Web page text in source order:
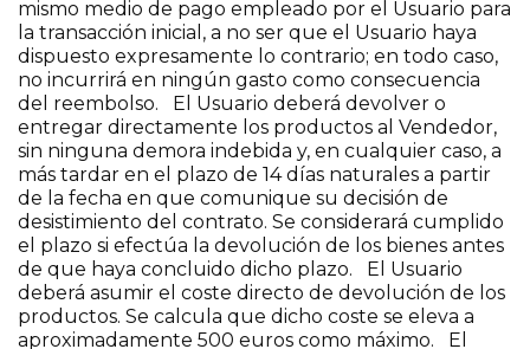
mismo medio de pago empleado por el Usuario para
la transacción inicial, a no ser que el Usuario haya
dispuesto expresamente lo contrario; en todo caso,
no incurrirá en ningún gasto como consecuencia
del reembolso. El Usuario deberá devolver o
entregar directamente los productos al Vendedor,
sin ninguna demora indebida y, en cualquier caso, a
más tardar en el plazo de 14 días naturales a partir
de la fecha en que comunique su decisión de
desistimiento del contrato. Se considerará cumplido
el plazo si efectúa la devolución de los bienes antes
de que haya concluido dicho plazo. El Usuario
deberá asumir el coste directo de devolución de los
productos. Se calcula que dicho coste se eleva a
aproximadamente 500 euros como máximo. El